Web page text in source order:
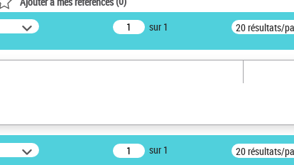
sur 1 20 résultats/
sur 1 20 résultats/